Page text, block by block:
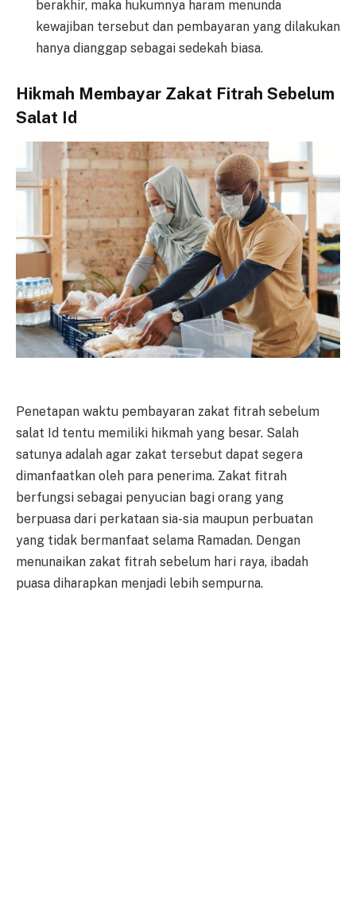
berakhir, maka hukumnya haram menunda
kewajiban tersebut dan pembayaran yang dilakukan
hanya dianggap sebagai sedekah biasa.
Hikmah Membayar Zakat Fitrah Sebelum
Salat Id
Penetapan waktu pembayaran zakat fitrah sebelum
salat Id tentu memiliki hikmah yang besar. Salah
satunya adalah agar zakat tersebut dapat segera
dimanfaatkan oleh para penerima. Zakat fitrah
berfungsi sebagai penyucian bagi orang yang
berpuasa dari perkataan sia-sia maupun perbuatan
yang tidak bermanfaat selama Ramadan. Dengan
menunaikan zakat fitrah sebelum hari raya, ibadah
puasa diharapkan menjadi lebih sempurna.